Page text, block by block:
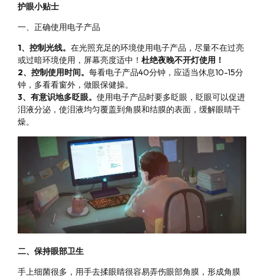
护眼小贴士
一、正确使用电子产品
1、控制光线。 在光照充足的环境使用电子产品，尽量不在过亮
或过暗环境使用，屏幕亮度适中！ 杜绝夜晚不开灯使用！
2、控制使用时间。 每看电子产品40分钟，应适当休息10-15分
钟，多看看窗外，做眼保健操。
3、有意识地多眨眼。 使用电子产品时要多眨眼，眨眼可以促进
泪液分泌，使泪液均匀覆盖到角膜和结膜的表面，缓解眼睛干
燥。
二、保持眼部卫生
手上细菌很多，用手去揉眼睛很容易弄伤眼部角膜，形成角膜